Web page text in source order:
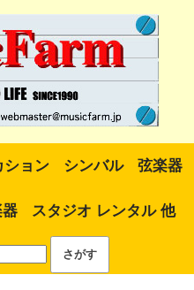
ション シンバル 弦楽器
スタジオ レンタル 他